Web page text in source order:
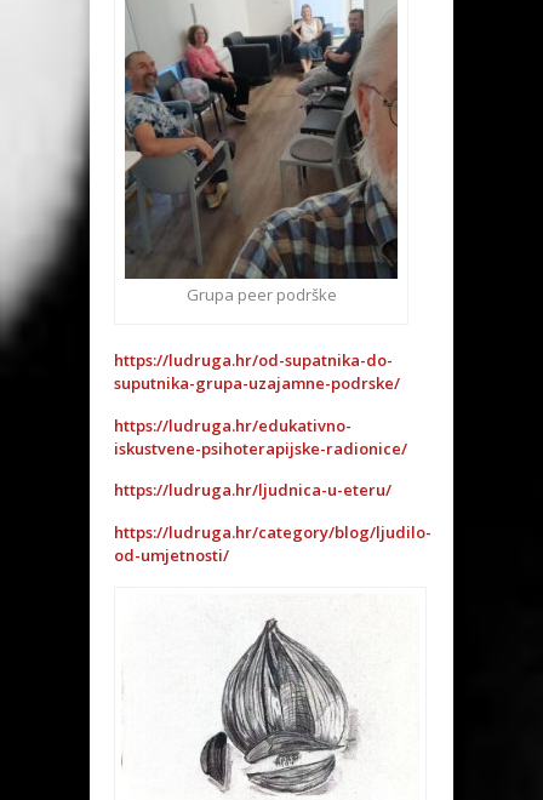
Grupa peer podrške
https://ludruga.hr/od-supatnika-do-
suputnika-grupa-uzajamne-podrske/
https://ludruga.hr/edukativno-
iskustvene-psihoterapijske-radionice/
https://ludruga.hr/ljudnica-u-eteru/
https://ludruga.hr/category/blog/ljudilo-
od-umjetnosti/